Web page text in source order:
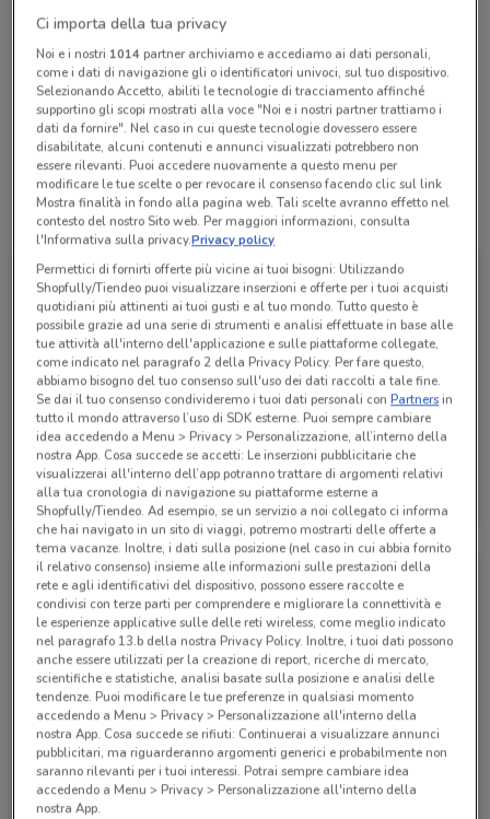
Chiama il negozio
Lunedì n.d.
Martedì n.d.
Mercoledì n.d.
Giovedì n.d.
Venerdì n.d.
Sabato n.d.
Domenica n.d.
069411170
Tutte le promozioni di questo negozio
Ferplast
Scade il 31/12 1.6 km
Ferplast Ferplast
Ci importa della tua privacy
Noi e i nostri 1014partner archiviamo e accediamo ai dati personali,
come i dati di navigazione gli o identificatori univoci, sul tuo dispositivo.
Selezionando Accetto, abiliti le tecnologie di tracciamento affinché
supportino gli scopi mostrati alla voce "Noi e i nostri partner trattiamo i
dati da fornire". Nel caso in cui queste tecnologie dovessero essere
disabilitate, alcuni contenuti e annunci visualizzati potrebbero non
essere rilevanti. Puoi accedere nuovamente a questo menu per
modificare le tue scelte o per revocare il consenso facendo clic sul link
Mostra finalità in fondo alla pagina web. Tali scelte avranno effetto nel
contesto del nostro Sito web. Per maggiori informazioni, consulta
l'Informativa sulla privacy.Privacy policy
Permettici di fornirti offerte più vicine ai tuoi bisogni: Utilizzando
Shopfully/Tiendeo puoi visualizzare inserzioni e offerte per i tuoi acquisti
quotidiani più attinenti ai tuoi gusti e al tuo mondo. Tutto questo è
possibile grazie ad una serie di strumenti e analisi effettuate in base alle
tue attività all'interno dell'applicazione e sulle piattaforme collegate,
come indicato nel paragrafo 2 della Privacy Policy. Per fare questo,
abbiamo bisogno del tuo consenso sull'uso dei dati raccolti a tale fine.
Se dai il tuo consenso condivideremo i tuoi dati personali conPartnersin
tutto il mondo attraverso l’uso di SDK esterne. Puoi sempre cambiare
idea accedendo a Menu > Privacy > Personalizzazione, all’interno della
nostra App. Cosa succede se accetti: Le inserzioni pubblicitarie che
visualizzerai all'interno dell’app potranno trattare di argomenti relativi
alla tua cronologia di navigazione su piattaforme esterne a
Shopfully/Tiendeo. Ad esempio, se un servizio a noi collegato ci informa
che hai navigato in un sito di viaggi, potremo mostrarti delle offerte a
tema vacanze. Inoltre, i dati sulla posizione (nel caso in cui abbia fornito
il relativo consenso) insieme alle informazioni sulle prestazioni della
rete e agli identificativi del dispositivo, possono essere raccolte e
condivisi con terze parti per comprendere e migliorare la connettività e
le esperienze applicative sulle delle reti wireless, come meglio indicato
nel paragrafo 13.b della nostra Privacy Policy. Inoltre, i tuoi dati possono
anche essere utilizzati per la creazione di report, ricerche di mercato,
scientifiche e statistiche, analisi basate sulla posizione e analisi delle
tendenze. Puoi modificare le tue preferenze in qualsiasi momento
accedendo a Menu > Privacy > Personalizzazione all'interno della
nostra App. Cosa succede se rifiuti: Continuerai a visualizzare annunci
pubblicitari, ma riguarderanno argomenti generici e probabilmente non
saranno rilevanti per i tuoi interessi. Potrai sempre cambiare idea
accedendo a Menu > Privacy > Personalizzazione all'interno della
nostra App.